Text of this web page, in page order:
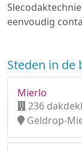
eenvoudig
Steden in de
Mierlo
236
Geldrop-